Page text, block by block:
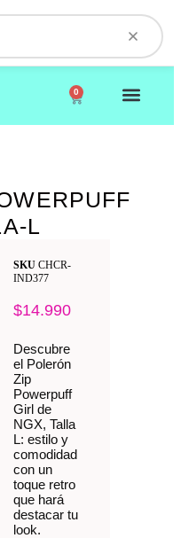
0
L
SKUCHCR-
IND377
$14.990
Descubre
el Polerón
Zip
Powerpuff
Girl de
NGX, Talla
L: estilo y
comodidad
con un
toque retro
que hará
destacar tu
look.